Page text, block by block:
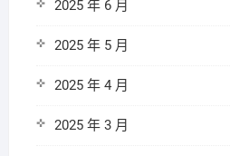
2025 年 6 月
2025 年 5 月
2025 年 4 月
2025 年 3 月